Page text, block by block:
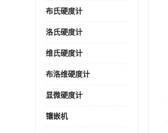
布氏硬度计
洛氏硬度计
维氏硬度计
布洛维硬度计
显微硬度计
镶嵌机